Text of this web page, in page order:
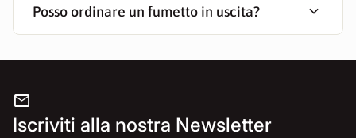
Posso ordinare un fumetto in uscita? expand_more
mail
Iscriviti alla nostra Newsletter